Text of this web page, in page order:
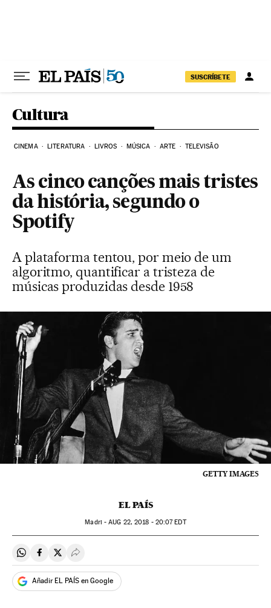
SUSCRÍBETE
Cultura
CINEMA LITERATURA LIVROS MÚSICA ARTE TELEVISÃO
As cinco canções mais tristes
da história, segundo o
Spotify
A plataforma tentou, por meio de um
algoritmo, quantificar a tristeza de
músicas produzidas desde 1958
GETTY IMAGES
EL PAÍS
Madri -AUG 22, 2018 - 20:07EDT
Compartir en Whatsapp
Compartir en Facebook
Compartir en Twitter
Desplegar Redes Sociales
Añadir EL PAÍS en Google